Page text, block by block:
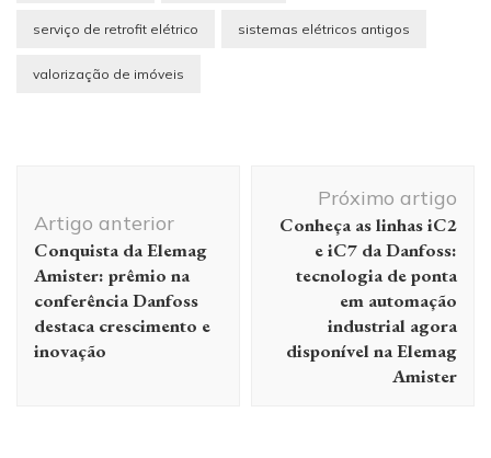
serviço de retrofit elétrico sistemas elétricos antigos
valorização de imóveis
de
post
Artigo anterior
Conquista da Elemag
Amister: prêmio na
conferência Danfoss
destaca crescimento e
inovação
Próximo artigo
Conheça as linhas iC2
e iC7 da Danfoss:
tecnologia de ponta
em automação
industrial agora
disponível na Elemag
Amister